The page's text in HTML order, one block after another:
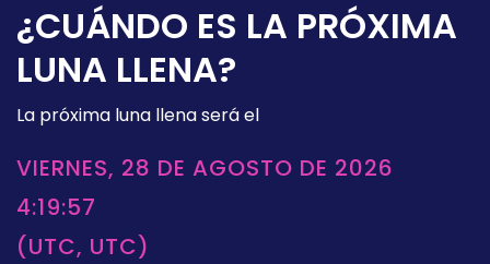
¿CUÁNDO ES LA PRÓXIMA
LUNA LLENA?
La próxima luna llena será el
VIERNES, 28 DE AGOSTO DE 2026
4:19:57
(UTC, UTC)